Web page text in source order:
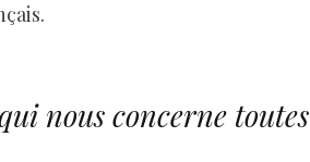
nous concerne